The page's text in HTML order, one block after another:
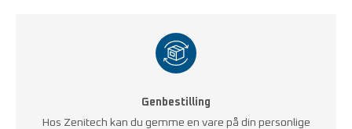
Genbestilling
Hos Zenitech kan du gemme en vare på din personlige